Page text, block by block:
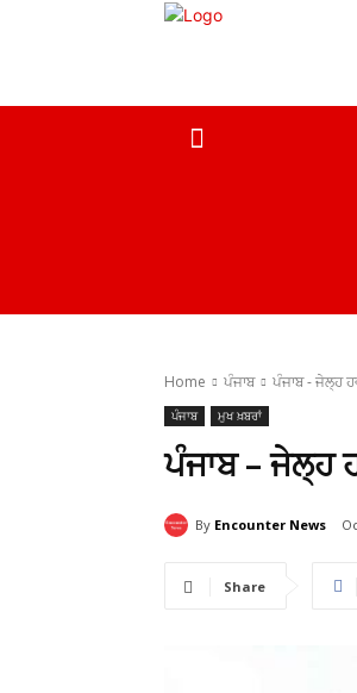
Home ਪੰਜਾਬ ਪੰਜਾਬ - ਜੇਲ੍ਹ
ਪੰਜਾਬ ਮੁਖ ਖ਼ਬਰਾਂ
ਪੰਜਾਬ – ਜੇਲ੍ਹ
By Encounter News
Share